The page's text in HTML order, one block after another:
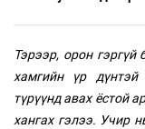
Тэрээр, орон гэргүй
хамгийн үр
түрүүнд авах ёстой
хангах гэлээ. Учир